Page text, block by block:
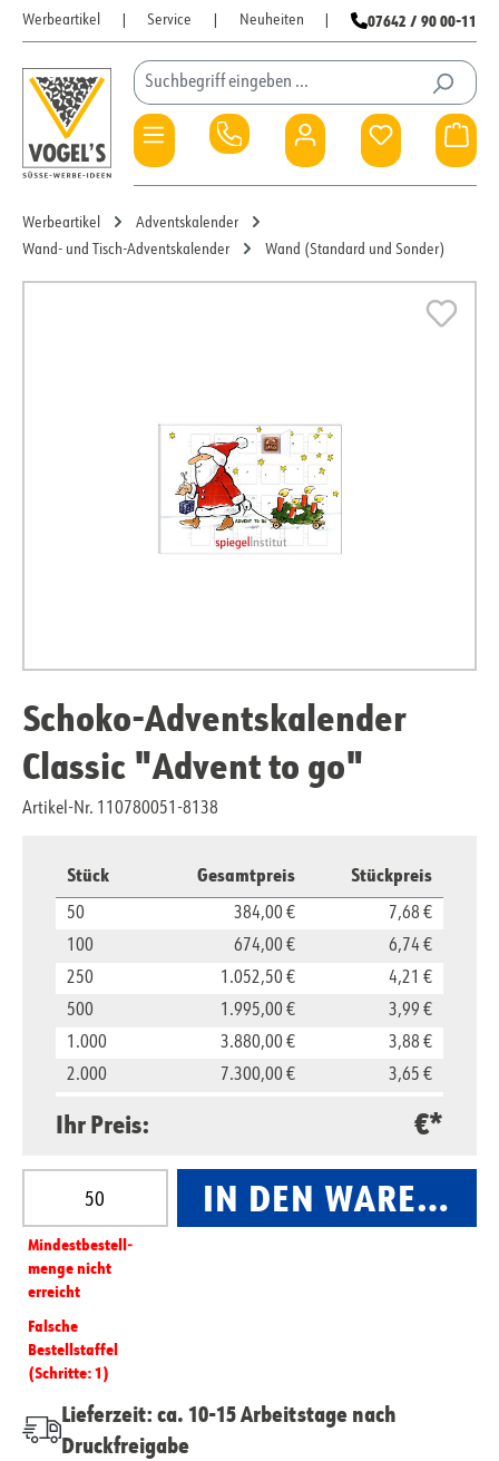
Zum Hauptinhalt springen
Werbeartikel Service Neuheiten 07642 / 90 00-11
Du hast 0
Werbeartikel
Adventskalender
Wand- und Tisch-Adventskalender
Wand (Standard und Sonder)
Schoko-Adventskalender
Classic "Advent to go"
Artikel-Nr. 110780051-8138
Stück Gesamtpreis Stückpreis
50 384,00 €
7,68 €
100
674,00 €
6,74 €
250
1.052,50 €
4,21 €
500
1.995,00 €
3,99 €
1.000
3.880,00 €
3,88 €
2.000
7.300,00 €
3,65 €
2,98 €
Ihr Preis: €*
Produkt Anzahl: Gib den gewünschten Wert ein
Mindest­­bestell­­
menge nicht
erreicht
Falsche
Bestellstaffel
(Schritte: 1)
IN DEN
Lieferzeit: ca. 10-15 Arbeitstage nach
Druckfreigabe